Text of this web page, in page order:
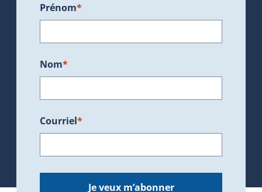
Prénom*
Nom*
Courriel*
Je veux m’abonner